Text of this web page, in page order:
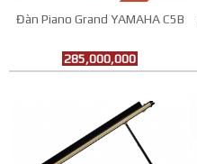
Đàn Piano Grand YAMAHA C5B
285,000,000